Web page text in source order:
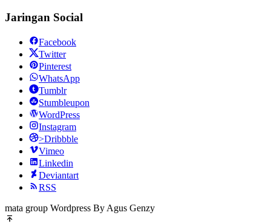
Jaringan Social
Facebook
Twitter
Pinterest
WhatsApp
Tumblr
Stumbleupon
WordPress
Instagram
>Dribbble
Vimeo
Linkedin
Deviantart
RSS
mata group Wordpress By Agus Genzy